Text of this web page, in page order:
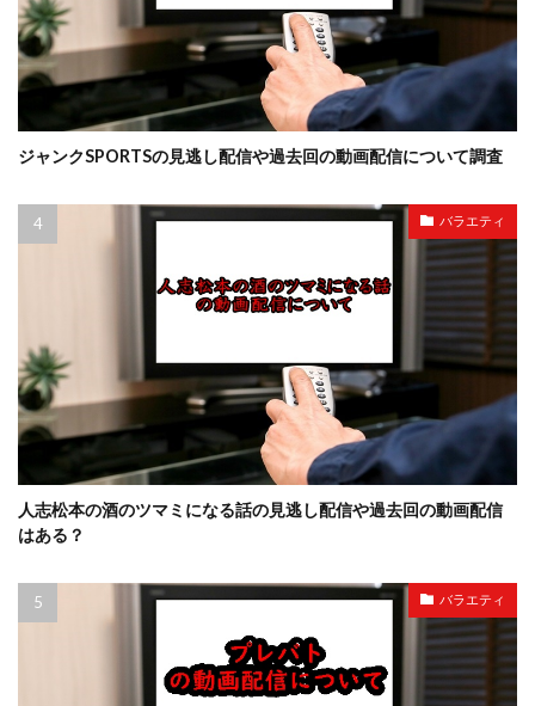
ジャンクSPORTSの見逃し配信や過去回の動画配信について調査
バラエティ
人志松本の酒のツマミになる話の見逃し配信や過去回の動画配信
はある？
バラエティ